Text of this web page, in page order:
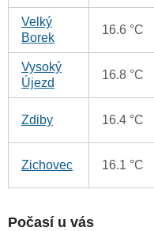
Velký
Borek
16.6 °C
Vysoký
Újezd
16.8 °C
Zdiby 16.4 °C
Zichovec 16.1 °C
Počasí u vás